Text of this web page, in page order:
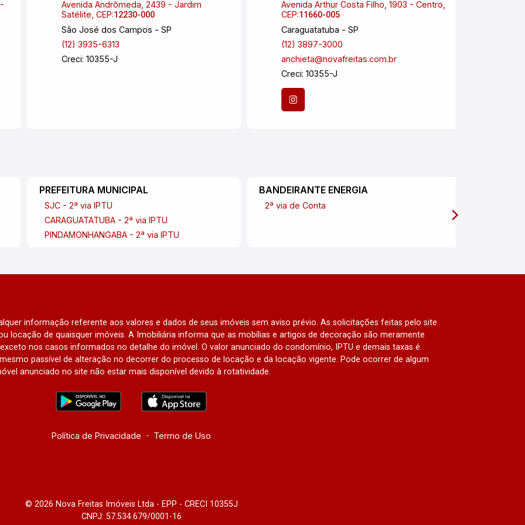
Avenida Andrômeda, 2439 - Jardim
Satélite, CEP:12230-000
São José dos Campos - SP
(12) 3935-6313
Creci: 10355-J
Avenida Arthur Costa Filho, 1903 - Centro,
CEP:11660-005
Caraguatatuba - SP
(12) 3897-3000
anchieta@novafreitas.com.br
Creci: 10355-J
PREFEITURA MUNICIPAL
SJC - 2ª via IPTU
CARAGUATATUBA - 2ª via IPTU
PINDAMONHANGABA - 2ª via IPTU
BANDEIRANTE ENERGIA
2ª via de Conta
informação referente aos valores e dados de seus imóveis sem aviso prévio. As solicitações feitas pelo site
locação de quaisquer imóveis. A Imobiliária informa que as mobílias e artigos de decoração são meramente
nos casos informados no detalhe do imóvel. O valor anunciado do condomínio, IPTU e demais taxas é
passível de alteração no decorrer do processo de locação e da locação vigente. Pode ocorrer de algum
anunciado no site não estar mais disponível devido à rotatividade.
Política de Privacidade - Termo de Uso
© 2026 Nova Freitas Imóveis Ltda - EPP - CRECI 10355J
CNPJ: 57.534.679/0001-16